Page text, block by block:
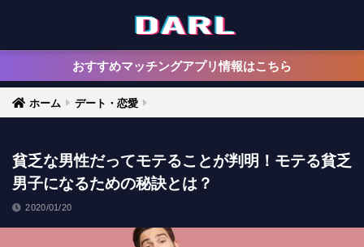
おすすめマッチングアプリ情報はこちら
ホーム デート・恋愛
貧乏な男性だってモテることが判明！モテる貧乏
男子になるための秘訣とは？
2020/01/20